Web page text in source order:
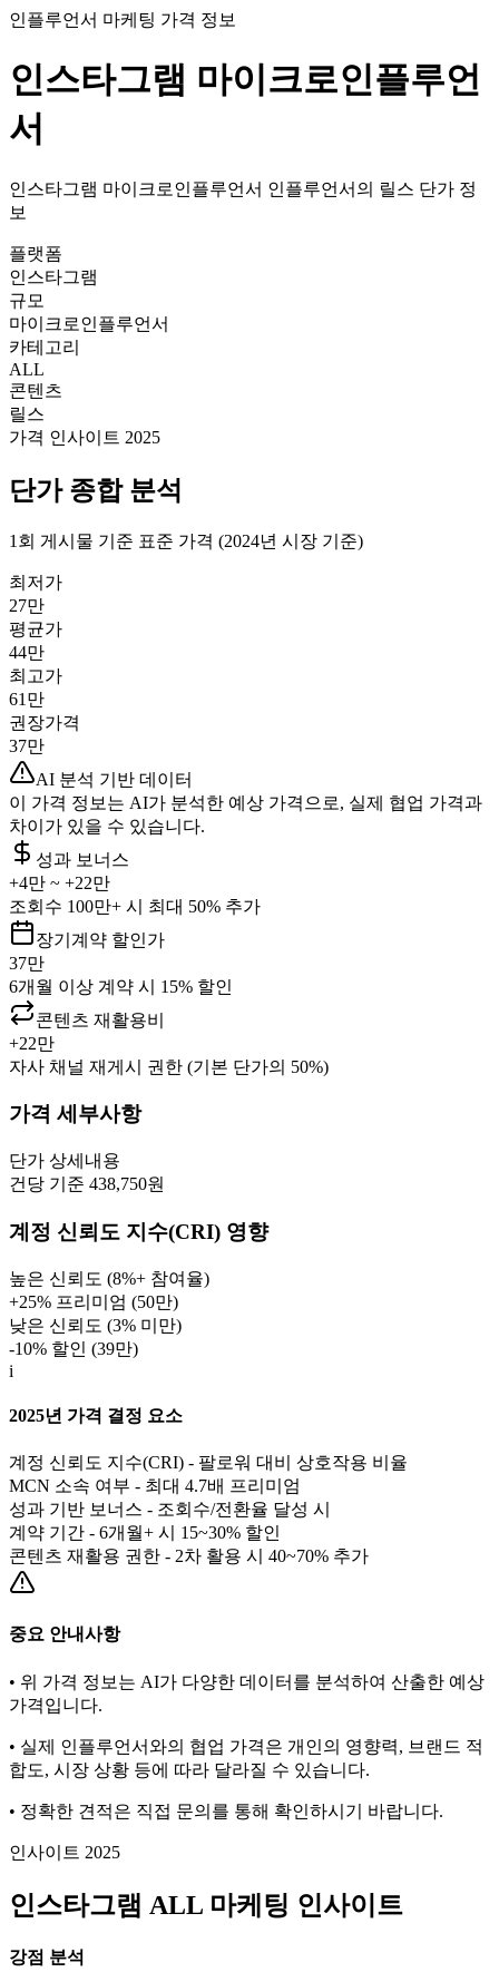
인플루언서 마케팅 가격 정보
인스타그램 마이크로인플루언
서
인스타그램 마이크로인플루언서 인플루언서의 릴스 단가 정
보
플랫폼
인스타그램
규모
마이크로인플루언서
카테고리
ALL
콘텐츠
릴스
가격 인사이트 2025
단가종합 분석
1회 게시물 기준 표준 가격 (2024년 시장 기준)
최저가
27만
평균가
44만
최고가
61만
권장가격
37만
AI 분석 기반 데이터
이 가격 정보는 AI가 분석한 예상 가격으로, 실제 협업 가격과
차이가 있을 수 있습니다.
성과 보너스
+4만 ~ +22만
조회수 100만+ 시 최대 50% 추가
장기계약 할인가
37만
6개월 이상 계약 시 15% 할인
콘텐츠 재활용비
+22만
자사 채널 재게시 권한 (기본 단가의 50%)
가격 세부사항
단가 상세내용
건당 기준 438,750원
계정 신뢰도 지수(CRI) 영향
높은 신뢰도 (8%+ 참여율)
+25% 프리미엄 (50만)
낮은 신뢰도 (3% 미만)
-10% 할인 (39만)
i
2025년 가격 결정 요소
계정 신뢰도 지수(CRI) - 팔로워 대비 상호작용 비율
MCN 소속 여부 - 최대 4.7배 프리미엄
성과 기반 보너스 - 조회수/전환율 달성 시
계약 기간 - 6개월+ 시 15~30% 할인
콘텐츠 재활용 권한 - 2차 활용 시 40~70% 추가
중요 안내사항
• 위 가격 정보는 AI가 다양한 데이터를 분석하여 산출한 예상
가격입니다.
• 실제 인플루언서와의 협업 가격은 개인의 영향력, 브랜드 적
합도, 시장 상황 등에 따라 달라질 수 있습니다.
• 정확한 견적은 직접 문의를 통해 확인하시기 바랍니다.
인사이트 2025
인스타그램 ALL 마케팅 인사이트
강점 분석